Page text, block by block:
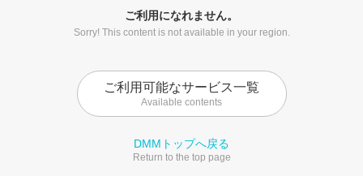
ご利用になれません。
Sorry! This content is not available in your region.
ご利用可能なサービス一覧
Available contents
DMMトップへ戻る
Return to the top page